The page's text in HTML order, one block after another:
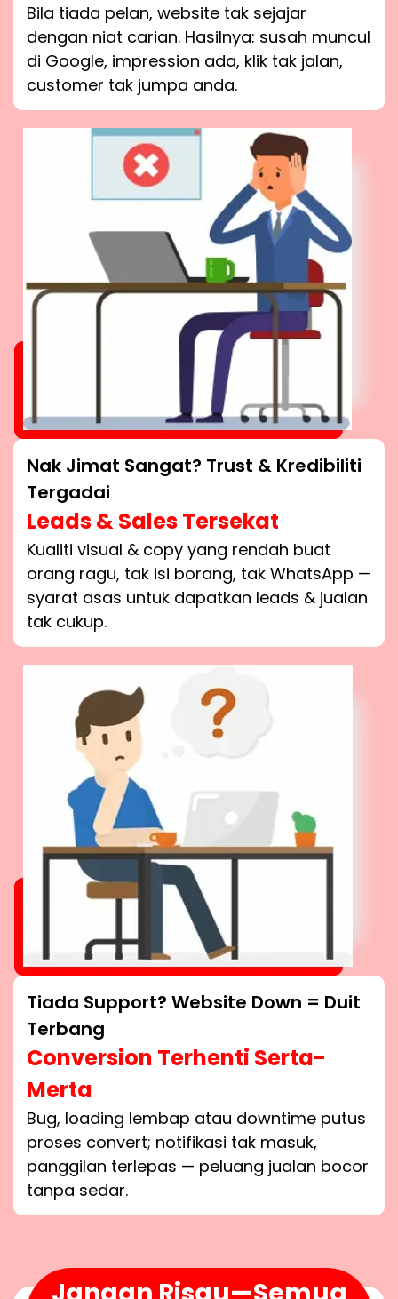
Bila tiada pelan, website tak sejajar
dengan niat carian. Hasilnya: susah muncul
di Google, impression ada, klik tak jalan,
customer tak jumpa anda.
Nak Jimat Sangat? Trust & Kredibiliti
Tergadai
Leads & Sales Tersekat
Kualiti visual & copy yang rendah buat
orang ragu, tak isi borang, tak WhatsApp —
syarat asas untuk dapatkan leads & jualan
tak cukup.
Tiada Support? Website Down = Duit
Terbang
Conversion Terhenti Serta-
Merta
Bug, loading lembap atau downtime putus
proses convert; notifikasi tak masuk,
panggilan terlepas — peluang jualan bocor
tanpa sedar.